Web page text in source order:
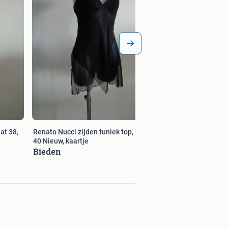
38,
Renato Nucci zijden tuniek top, maat
40 Nieuw, kaartje
Bieden